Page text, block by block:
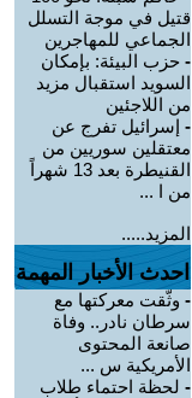
قتيل في موجة التسلل
الجماعي للمهاجرين
- حزب البيئة: بإمكان
السويد استقبال مزيد
من اللاجئين
- إسرائيل تفرج عن
معتقلين سوريين من
القنيطرة بعد 13 شهراً
من ا ...
المزيد.....
احدث الأخبار المهمة
- وثّقت معركتها مع
سرطان نادر.. وفاة
صانعة المحتوى
الأمريكية س ...
- لحظة احتماء طلاب